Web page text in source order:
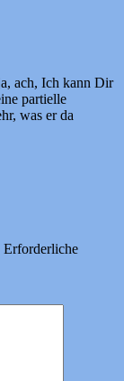
ach, Ich kann Dir
partielle
was er da
Erforderliche